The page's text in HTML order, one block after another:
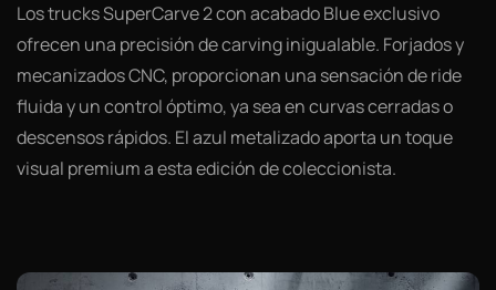
Los trucks SuperCarve 2 con acabado Blue exclusivo
ofrecen una precisión de carving inigualable. Forjados y
mecanizados CNC, proporcionan una sensación de ride
fluida y un control óptimo, ya sea en curvas cerradas o
descensos rápidos. El azul metalizado aporta un toque
visual premium a esta edición de coleccionista.